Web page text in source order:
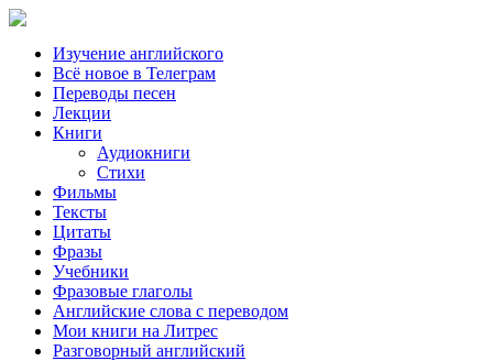
Изучение английского
Всё новое в Телеграм
Переводы песен
Лекции
Книги
Аудиокниги
Стихи
Фильмы
Тексты
Цитаты
Фразы
Учебники
Фразовые глаголы
Английские слова с переводом
Мои книги на Литрес
Разговорный английский